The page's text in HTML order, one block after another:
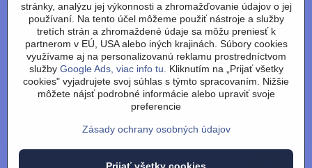
Obchodné podmienky/vrátenie tovaru /reklamácie/výmena
články/technológie a výroba
©2026Copyright
Predvoľby súkromiaZásady ochrany osobných údajov
stránky, analýzu jej výkonnosti a zhromažďovanie údajov o jej
používaní. Na tento účel môžeme použiť nástroje a služby
tretích strán a zhromaždené údaje sa môžu preniesť k
partnerom v EÚ, USA alebo iných krajinách. Súbory cookies
využívame aj na personalizovanú reklamu prostredníctvom
služby Google Ads, viac info tu.
Kliknutím na „Prijať všetky
cookies" vyjadrujete svoj súhlas s týmto spracovaním. Nižšie
môžete nájsť podrobné informácie alebo upraviť svoje
preferencie
Zásady ochrany osobných údajov